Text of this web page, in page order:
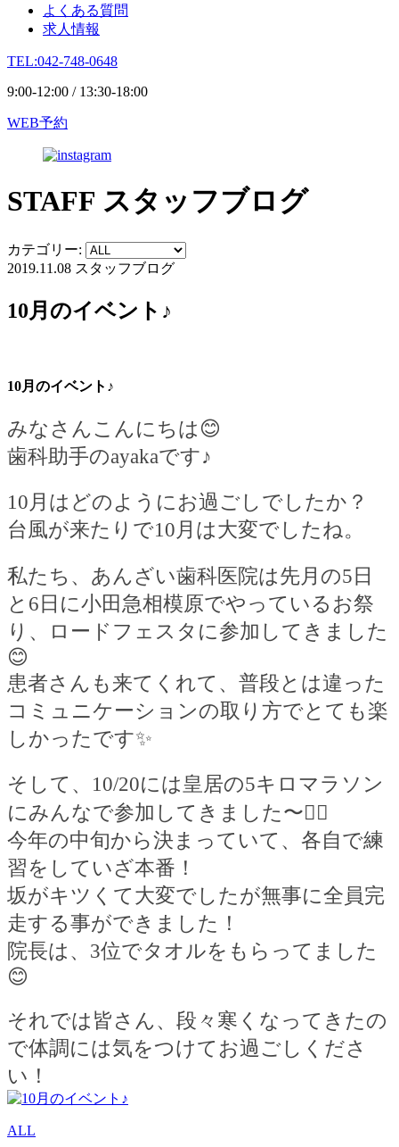
よくある質問
求人情報
TEL:042-748-0648
9:00-12:00 / 13:30-18:00
WEB予約
STAFF スタッフブログ
カテゴリー:
2019.11.08 スタッフブログ
10月のイベント♪
10月のイベント♪
みなさん こんにちは 😊
歯科助手のayakaです♪
10 月はどのようにお過ごしでしたか？
台風が来たりで10 月は大変でしたね。
私たち、あんざい歯科医院は先月の5 日
と 6 日に小田急相模原でやっているお祭
り、ロードフェスタに参加してきました
😊
患者さんも来てくれて、普段とは違った
コミュニケーションの取り方でとても楽
しかったです✨
そして、 10/20には皇居の5キロマラソン
にみんなで参加してきました〜🏃‍♀️
今年の中旬から決まっていて、各自で練
習をしていざ本番！
坂がキツくて大変でしたが無事に全員完
走する事ができました！
院長は、 3位でタオルをもらってました
😊
それでは皆さん、段々寒くなってきたの
で体調には気をつけてお過ごしくださ
い！
ALL